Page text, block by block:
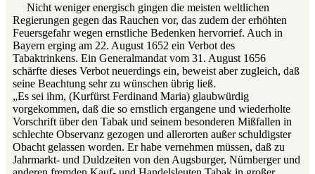
Nicht weniger energisch gingen die meisten weltlichen
Regierungen gegen das Rauchen vor, das zudem der erhöhten
Feuersgefahr wegen ernstliche Bedenken hervorrief. Auch in
Bayern erging am 22. August 1652 ein Verbot des
Tabaktrinkens. Ein Generalmandat vom 31. August 1656
schärfte dieses Verbot neuerdings ein, beweist aber zugleich, daß
seine Beachtung sehr zu wünschen übrig ließ.
„Es sei ihm, (Kurfürst Ferdinand Maria) glaubwürdig
vorgekommen, daß die so ernstlich ergangene und wiederholte
Vorschrift über den Tabak und seinem besonderen Mißfallen in
schlechte Observanz gezogen und allerorten außer schuldigster
Obacht gelassen worden. Er habe vernehmen müssen, daß zu
Jahrmarkt- und Duldzeiten von den Augsburger, Nürnberger und